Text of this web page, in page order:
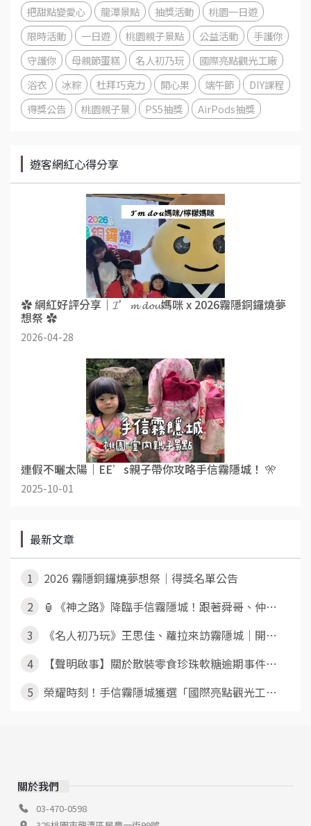
把甜點變愛心
龍潭景點 抽獎活動
桃園一日遊
限時活動
一日遊 桃園親子景點 公益活動
手護你
守護你
母親節蛋糕 名人初乃玩
國際亮點觀光工廠
浴衣
冰粽 杜拜巧克力 開心果 端午節
DIY課程
得獎公告
桃園親子景 PS5抽獎 AirPods抽獎
遊客網紅心得分享
✿ 網紅好評分享｜𝓘’𝓶 𝓭𝓸𝓾媽咪 x 2026霧隱銅鑼燒夢
想祭 ✿
2026-04-28
連假不曬太陽｜EE’s親子帶你攻略手信霧隱城！ 🎌
2025-10-01
最新文章
1
2026 霧隱銅鑼燒夢想祭｜得獎名單公告
2
🏮《神之路》降臨手信霧隱城！跟著舜哥、仲⋯
3
《名人初乃玩》王思佳、蘿拉來訪霧隱城｜開⋯
4
【聲明啟事】關於散裝零食珍珠軟糖逾期事件⋯
5
榮耀時刻！手信霧隱城獲選「國際亮點觀光工⋯
關於我們
03-470-0598